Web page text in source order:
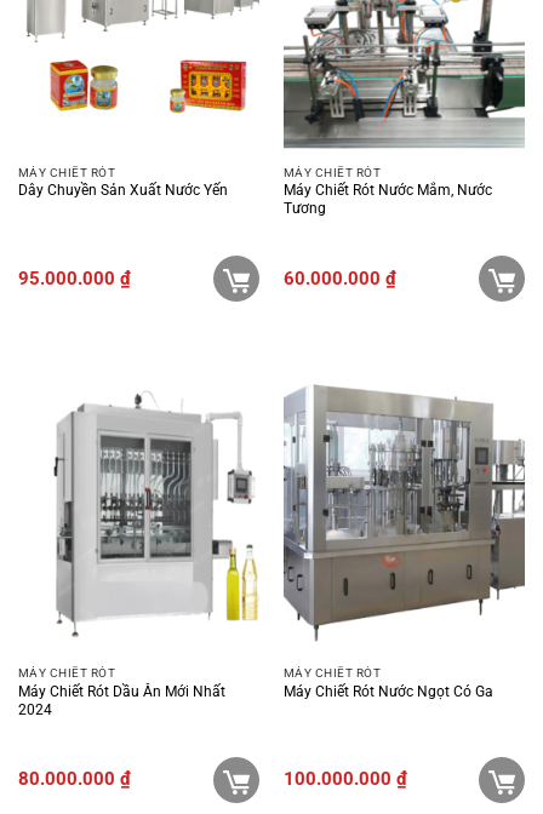
MÁY CHIẾT RÓT
Dây Chuyền Sản Xuất Nước Yến
95.000.000 ₫
MÁY CHIẾT RÓT
Máy Chiết Rót Nước Mắm, Nước
Tương
60.000.000 ₫
MÁY CHIẾT RÓT
Máy Chiết Rót Dầu Ăn Mới Nhất
2024
80.000.000 ₫
MÁY CHIẾT RÓT
Máy Chiết Rót Nước Ngọt Có Ga
100.000.000 ₫